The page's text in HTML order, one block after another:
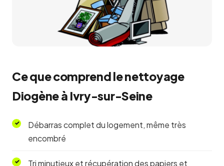
Ce que comprend le nettoyage
Diogène à Ivry-sur-Seine
Débarras complet du logement, même très
encombré
Tri minutieux et récupération des papiers et